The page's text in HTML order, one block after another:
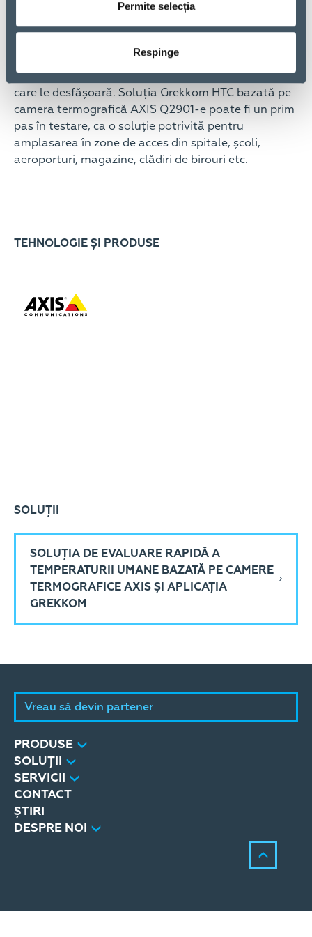
Permite selecția
Respinge
împiedicarea contactului dintre persoanele
sănătoase și cele infectate reprezintă în continuare
managementul companiilor are obligația de a-și
proteja angajații, precum și siguranța activităților pe
care le desfășoară. Soluția Grekkom HTC bazată pe
camera termografică AXIS Q2901-e poate fi un prim
pas în testare, ca o soluție potrivită pentru
amplasarea în zone de acces din spitale, școli,
aeroporturi, magazine, clădiri de birouri etc.
TEHNOLOGIE ȘI PRODUSE
SOLUȚII
SOLUȚIA DE EVALUARE RAPIDĂ A
TEMPERATURII UMANE BAZATĂ PE CAMERE
TERMOGRAFICE AXIS ȘI APLICAȚIA
GREKKOM
Vreau să devin partener
PRODUSE
SOLUȚII
SERVICII
CONTACT
ȘTIRI
DESPRE NOI